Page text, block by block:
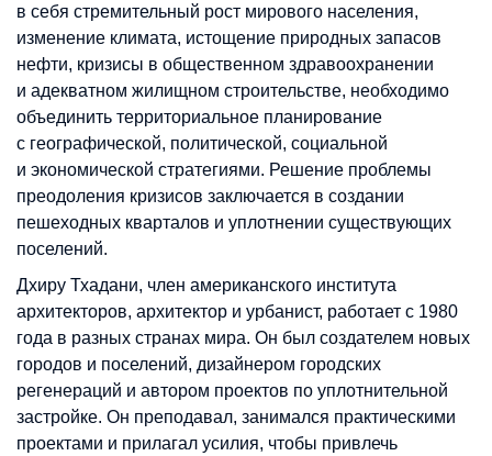
в себя стремительный рост мирового населения,
изменение климата, истощение природных запасов
нефти, кризисы в общественном здравоохранении
и адекватном жилищном строительстве, необходимо
объединить территориальное планирование
с географической, политической, социальной
и экономической стратегиями. Решение проблемы
преодоления кризисов заключается в создании
пешеходных кварталов и уплотнении существующих
поселений.
Дхиру Тхадани, член американского института
архитекторов, архитектор и урбанист, работает с 1980
года в разных странах мира. Он был создателем новых
городов и поселений, дизайнером городских
регенераций и автором проектов по уплотнительной
застройке. Он преподавал, занимался практическими
проектами и прилагал усилия, чтобы привлечь